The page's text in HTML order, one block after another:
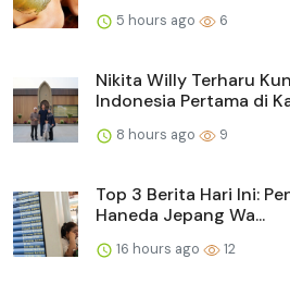
5 hours ago 6
Nikita Willy Terharu
Indonesia Pertama di
8 hours ago 9
Top 3 Berita Hari Ini:
Haneda Jepang Wa...
16 hours ago 12